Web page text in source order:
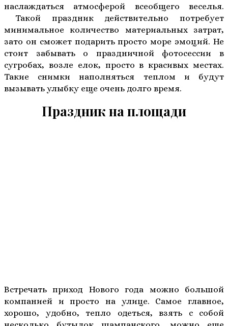
наслаждаться атмосферой всеобщего веселья.
Такой праздник действительно потребует
минимальное количество материальных затрат,
зато он сможет подарить просто море эмоций. Не
стоит забывать о праздничной фотосессии в
сугробах, возле елок, просто в красивых местах.
Такие снимки наполняться теплом и будут
вызывать улыбку еще очень долго время.
Праздник на площади
Встречать приход Нового года можно большой
компанией и просто на улице. Самое главное,
хорошо, удобно, тепло одеться, взять с собой